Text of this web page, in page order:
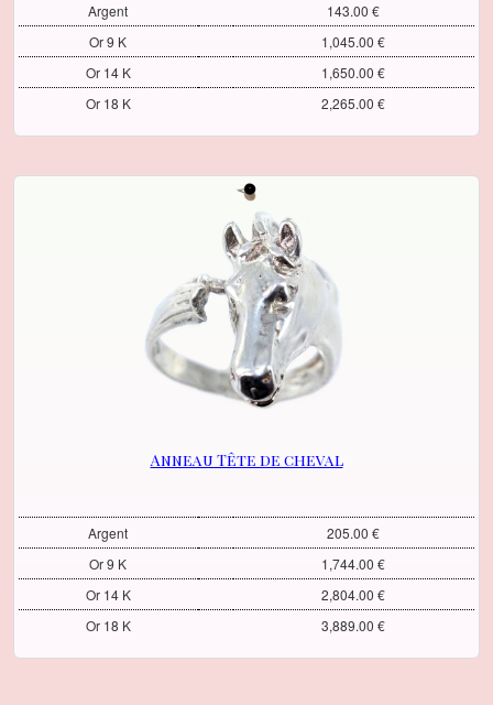
Argent
143.00 €
Or 9 K
1,045.00 €
Or 14 K
1,650.00 €
Or 18 K
2,265.00 €
Anneau Tête de cheval
Argent
205.00 €
Or 9 K
1,744.00 €
Or 14 K
2,804.00 €
Or 18 K
3,889.00 €